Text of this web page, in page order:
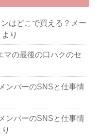
はどこで買える？メー
より
マの最後の口パクのセ
ンバーのSNSと仕事情
ンバーのSNSと仕事情
り